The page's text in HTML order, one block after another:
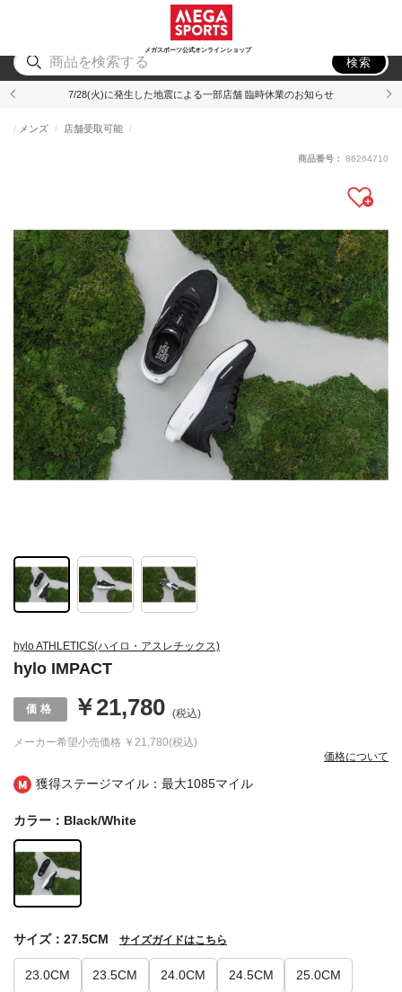
メガスポーツ公式オンラインショップ
アウトドア
検索
7/28(火)に発生した地震による一部店舗 臨時休業のお知らせ
獲得ステージマイル：最大1085マイル
hylo ATHLETICS(ハイロ・アスレチックス)
hylo IMPACT
メンズ 店舗受取可能
メーカー希望小売価格 ￥21,780(税込)
￥21,780 (税込)
価格について
商品番号： 86264710
カラー：Black/White
23.0CM 23.5CM 24.0CM 24.5CM 25.0CM
サイズ：27.5CM サイズガイドはこちら